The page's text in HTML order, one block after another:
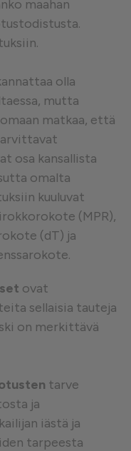
maahan
olla
mutta
matkaa, että
osa kansallista
omalta
kuuluvat
(MPR),
(dT) ja
ovat
sellaisia tauteja
on merkittävä
tarve
ja
iästä ja
tarpeesta